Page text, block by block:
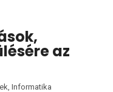
az
Informatika